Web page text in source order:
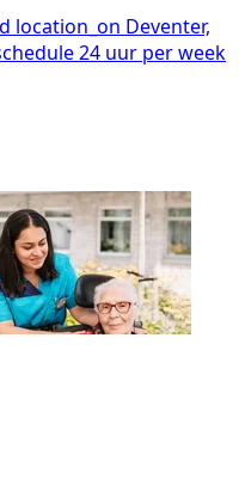
location_on Deventer,
24 uur per week